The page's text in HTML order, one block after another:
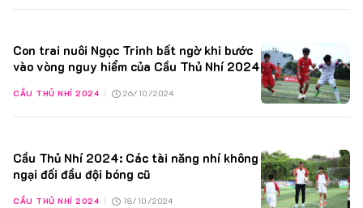
Con trai nuôi Ngọc Trinh bất ngờ khi bước
vào vòng nguy hiểm của Cầu Thủ Nhí 2024
CẦU THỦ NHÍ 2024 26/10/2024
Cầu Thủ Nhí 2024: Các tài năng nhí không
ngại đối đầu đội bóng cũ
CẦU THỦ NHÍ 2024 18/10/2024